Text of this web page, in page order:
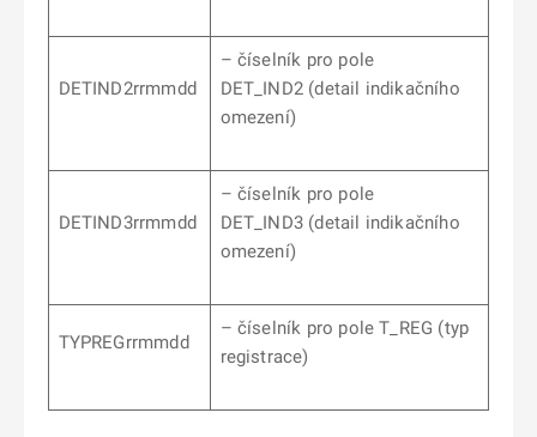
DETIND2rrmmdd
– číselník pro pole
DET_IND2 (detail indikačního
omezení)
DETIND3rrmmdd
– číselník pro pole
DET_IND3 (detail indikačního
omezení)
TYPREGrrmmdd
– číselník pro pole T_REG (typ
registrace)